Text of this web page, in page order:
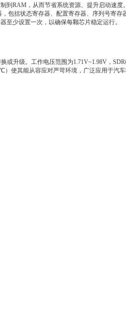
RAM，从而节省系统资源、提升启动速度
包括状态寄存器、配置寄存器、序列号寄存
至少设置一次，以确保每颗芯片稳定运行。
升级。工作电压范围为1.71V~1.98V，SDR
使其能从容应对严苛环境，广泛应用于汽